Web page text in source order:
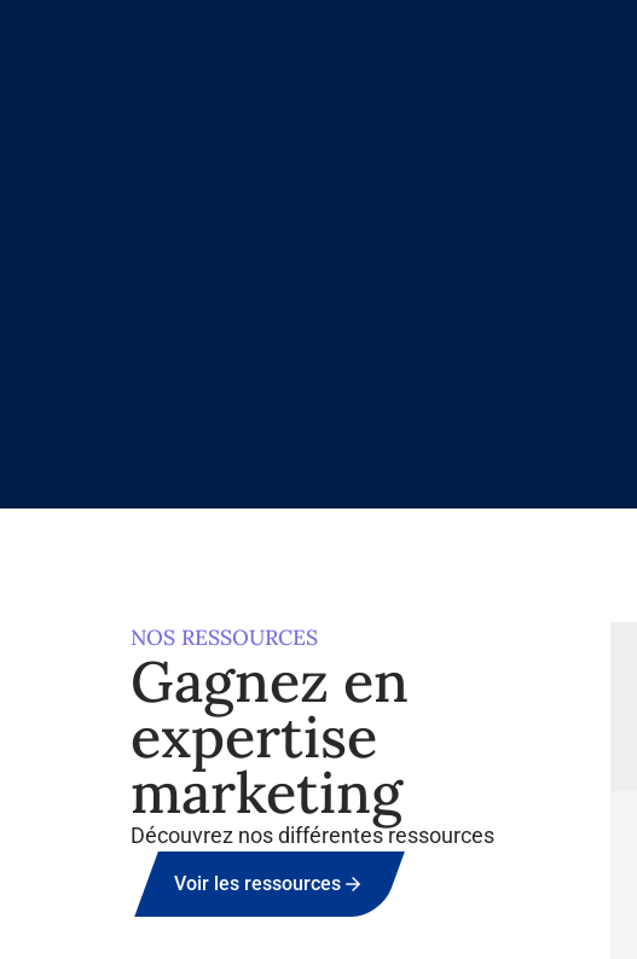
NOS RESSOURCES
Gagnez en
expertise
marketing
Découvrez nos différentes ressources
Voir les ressources